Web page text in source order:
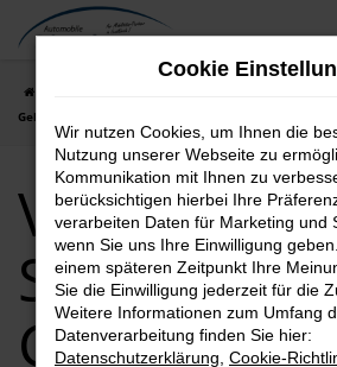
Zum
Gebrauchtwagen mit Lieferservice nach Ravensburg
VW Golf
Sportsvan
Cookie
Wir nutzen Cookies, um Ihnen die
Nutzung unserer Webseite zu
Kommunikation mit Ihnen zu
berücksichtigen hierbei Ihre
verarbeiten Daten für Marketing und
wenn Sie uns Ihre Einwilligung
einem späteren Zeitpunkt Ihre
Sie die Einwilligung jederzeit für die
Weitere Informationen zum Umfang
Datenverarbeitung finden Sie hier:
Datenschutzerklärung Cookie-